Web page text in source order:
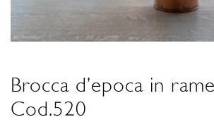
Brocca d’epoca in
Cod.520